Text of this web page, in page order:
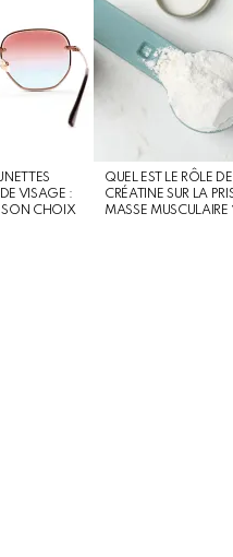
VISAGE :
SON CHOIX
QUEL EST LE RÔLE
CRÉATINE SUR LA
MASSE MUSCULAIRE